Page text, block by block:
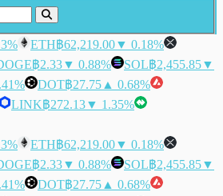
ETH฿62,219.00▼ 0.18%
฿2.33▼ 0.88% SOL฿2,455.85▼
DOT฿27.75 ▲ 0.68%
LINK฿272.13▼ 1.35%
ETH฿62,219.00▼ 0.18%
฿2.33▼ 0.88% SOL฿2,455.85▼
DOT฿27.75 ▲ 0.68%